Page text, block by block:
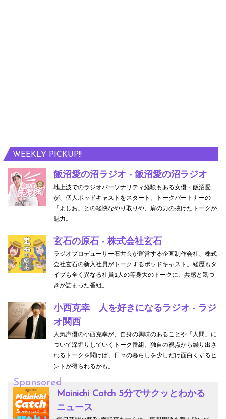
WEEKLY PICKUP!!
飯沼愛の沼ラジオ - 飯沼愛の沼ラジオ
地上波でのラジオパーソナリティ経験もある女優・飯沼愛
が、個人ポッドキャストをスタート。トークパートナーの
「よしお」との軽快なやり取りや、肩の力の抜けたトークが
魅力。
玄石の原石 - 株式会社玄石
ラジオプロデューサー石井玄が運営する企画制作会社、株式
会社玄石の新入社員がトークするポッドキャスト。経歴もタ
イプも全く異なる社員2人の等身大のトークに、共感と気づ
きが詰まった番組。
小西克幸 人を好きになるラジオ - ラジ
オ関西
人気声優の小西克幸が、自身の興味のあることや「人間」に
ついて深堀りしていくトーク番組。独自の視点から繰り出さ
れるトークを聞けば、日々の暮らしを少しだけ面白くするヒ
ントが得られるかも。
Sponsored
Mainichi Catch 5分でサクッとわかる
ニュース